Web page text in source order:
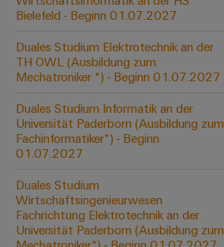
Abwasseraufbereitung
für
die
Wasser-
Abwasserindustrie
Wasserstoff
Wasserstoff
Schlüsseltechnologie
für
die
Energiewende
Werkzeuge
Automaten
Software
Markierer
Industriedrucker
Cabinet
Infrastructure
Bielefeld - Beginn 01.07.2027
Duales Studium Elektrotechnik an der
TH OWL (Ausbildung zum
Mechatroniker *) - Beginn 01.07.2027
Duales Studium Informatik an der
Universität Paderborn (Ausbildung zum
Fachinformatiker*) - Beginn
01.07.2027
Duales Studium
Wirtschaftsingenieurwesen
Fachrichtung Elektrotechnik an der
Universität Paderborn (Ausbildung zum